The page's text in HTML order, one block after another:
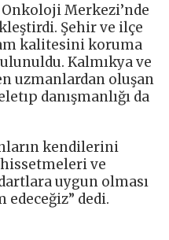
Merkezi’nde
Şehir ve ilçe
kalitesini koruma
Kalmıkya ve
uzmanlardan oluşan
danışmanlığı da
kendilerini
ve
uygun olması
dedi.